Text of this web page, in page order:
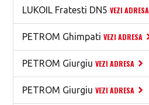
LUKOIL Fratesti DN5 VEZI ADRESA
PETROM Ghimpati VEZI ADRESA
PETROM Giurgiu VEZI ADRESA
PETROM Giurgiu VEZI ADRESA